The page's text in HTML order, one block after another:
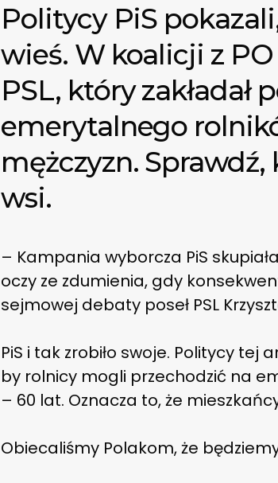
Politycy PiS
wieś. W koalicji z
PSL, który
emerytalnego
mężczyzn. Sprawdź,
wsi.
– Kampania wyborcza PiS
oczy ze zdumienia, gdy
sejmowej debaty poseł PSL
PiS i tak zrobiło swoje. Politycy tej
by rolnicy mogli przechodzić na
– 60 lat. Oznacza to, że
Obiecaliśmy Polakom, że